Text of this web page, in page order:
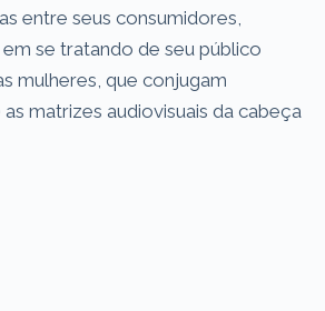
entre seus consumidores,
se tratando de seu público
mulheres, que conjugam
matrizes audiovisuais da cabeça